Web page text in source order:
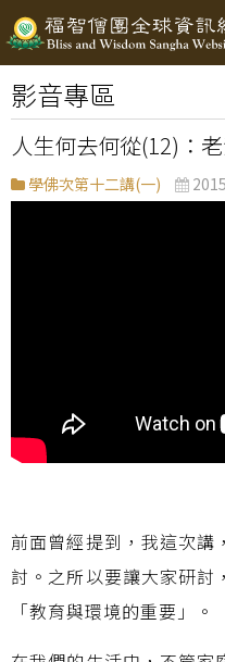
影音專區
人生何去何從(12)：
學佛次第十二講(一)
前面曾經提到，我這次講
討。之所以要讓大家研討
「教育與環境的重要」。